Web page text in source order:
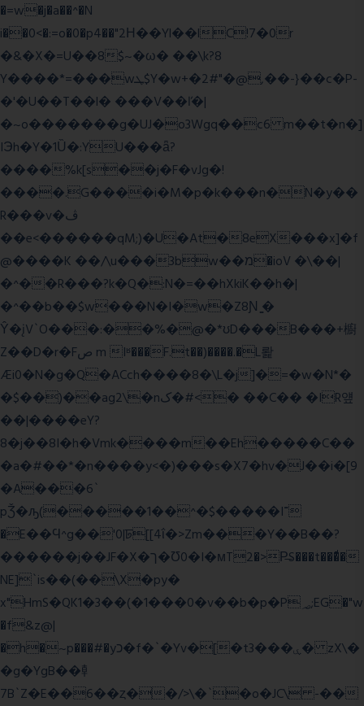
�=w�j�a��^�N
i��0<�:=o�0�p4��"2Η��Yl��lC!7�0r
�&�X�=U��8$~�ω� ��\k?8
Y����*=���wܛ$Y�w+�2#"�@,��-}��c�P-
�'�U��T��l� ���V��ľ�|
�~o�������g�UJ�o3Wgq��c6 m��t�n�]
IЭh�Y�1Ȕ�:YU���ǟ?
����%k[s��j�F�vJg�!
����.G����i�M�p�k���n�N�y��
R���v�ڤ
��e<������qM;)�U�At�8eX���x]�f
@����K ��/\u���3bw��מ�ioV �\��|
�^��R���?k�Q�:N�=��hXkiK��h�|
�^��b��$w���N�I�w�Z8Ɲ ͚�
Ŷ�įV`O���:��%�@�*ʊD���B���+櫥
Z��D�r�Fص m Iʶ���F.t��)����.�L뢅
Æi0�N�g�Q�ACch����8�\L�j]�=�w�N*�
�$��)��ag2\�nک�#<� ��C�� �IR얲
��|����eY?
8�j��8I�h�Vmk����m��Eh�����C��
�a�#��*�n����y<�)���s�X7�hv�J��i�[9
�A���6`
pǮ�ԡ(�����1��^�$�����I־
�E��Ϥ^g��'0|ꠓ[[4ΐ�>Zm���Y��B��?
������j��JF�X�ך�Ʊ0�I�мT2�>P̶S���t���ͩ�
NE]`is��(��\X�py�
x"HmS�QK1�3��(�1���0�v��b�p�P؃;EG�"w
�f&z@|
�h�~p���#�yכ�f�`�Yv�[�t3���ۑ� zX\�
�g�YgB��龺
7B`Z�E��6��ȥ��/>\�`�o�JC\ -��